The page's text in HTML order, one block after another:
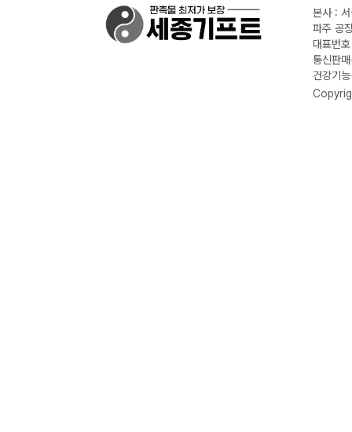
본사 :
파주 공
대표번
통신판
건강기